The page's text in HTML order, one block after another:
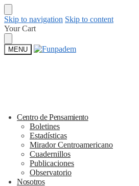
Skip to navigation Skip to content
Your Cart
MENU
Centro de Pensamiento
Boletines
Estadísticas
Mirador Centroamericano
Cuadernillos
Publicaciones
Observatorio
Nosotros